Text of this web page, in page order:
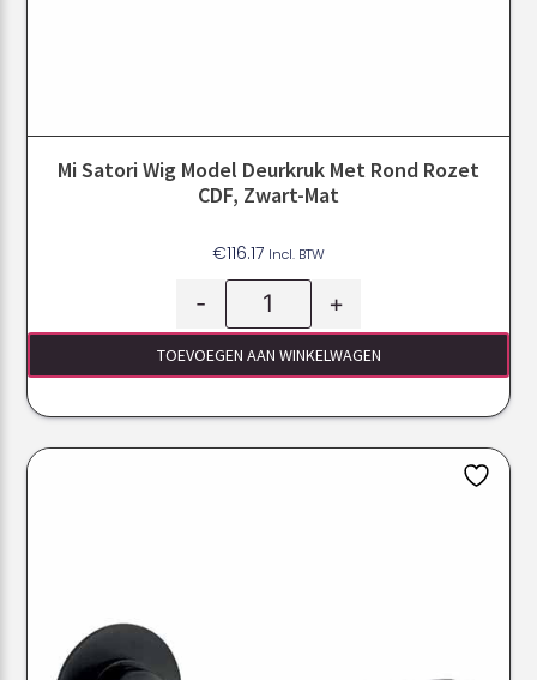
Mi Satori Wig Model Deurkruk Met Rond Rozet
CDF, Zwart-Mat
€116.17 Incl. BTW
- +
TOEVOEGEN AAN WINKELWAGEN